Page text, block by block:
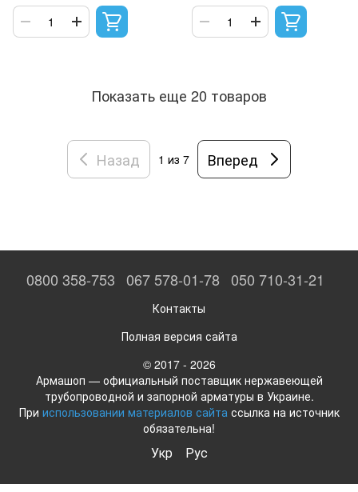
Показать еще 20 товаров
Назад 1 из 7 Вперед
0800 358-753 067 578-01-78 050 710-31-21
Контакты
Полная версия сайта
© 2017 - 2026
Армашоп — официальный поставщик нержавеющей
трубопроводной и запорной арматуры в Украине.
При использовании материалов сайтассылка на источник
обязательна!
Укр Рус